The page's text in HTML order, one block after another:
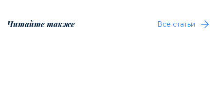
Читайте также Все статьи